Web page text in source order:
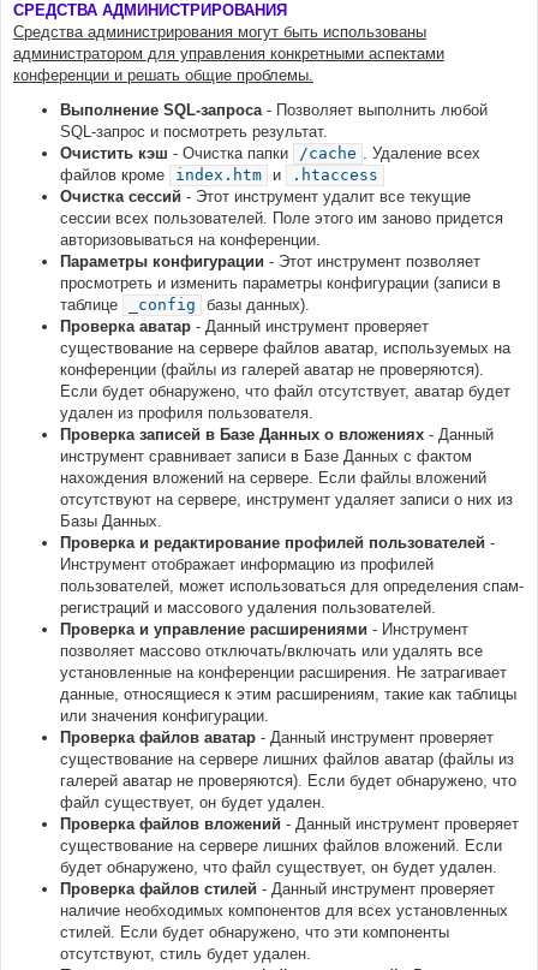
СРЕДСТВА АДМИНИСТРИРОВАНИЯ
Средства администрирования могут быть использованы
администратором для управления конкретными аспектами
конференции и решать общие проблемы.
Выполнение SQL-запроса - Позволяет выполнить любой
SQL-запрос и посмотреть результат.
Очистить кэш - Очистка папки /cache
. Удаление всех
файлов кроме
index.htm и
.htaccess
Очистка сессий - Этот инструмент удалит все текущие
сессии всех пользователей. Поле этого им заново придется
авторизовываться на конференции.
Параметры конфигурации - Этот инструмент позволяет
просмотреть и изменить параметры конфигурации (записи в
таблице
_config
базы данных).
Проверка аватар - Данный инструмент проверяет
существование на сервере файлов аватар, используемых на
конференции (файлы из галерей аватар не проверяются).
Если будет обнаружено, что файл отсутствует, аватар будет
удален из профиля пользователя.
Проверка записей в Базе Данных о вложениях - Данный
инструмент сравнивает записи в Базе Данных с фактом
нахождения вложений на сервере. Если файлы вложений
отсутствуют на сервере, инструмент удаляет записи о них из
Базы Данных.
Проверка и редактирование профилей пользователей -
Инструмент отображает информацию из профилей
пользователей, может использоваться для определения спам-
регистраций и массового удаления пользователей.
Проверка и управление расширениями - Инструмент
позволяет массово отключать/включать или удалять все
установленные на конференции расширения. Не затрагивает
данные, относящиеся к этим расширениям, такие как таблицы
или значения конфигурации.
Проверка файлов аватар - Данный инструмент проверяет
существование на сервере лишних файлов аватар (файлы из
галерей аватар не проверяются). Если будет обнаружено, что
файл существует, он будет удален.
Проверка файлов вложений - Данный инструмент проверяет
существование на сервере лишних файлов вложений. Если
будет обнаружено, что файл существует, он будет удален.
Проверка файлов стилей - Данный инструмент проверяет
наличие необходимых компонентов для всех установленных
стилей. Если будет обнаружено, что эти компоненты
отсутствуют, стиль будет удален.